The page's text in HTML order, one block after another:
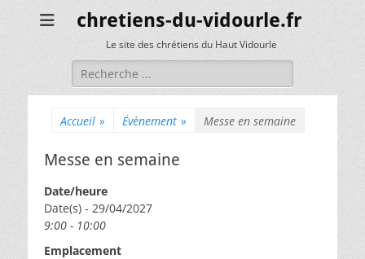
chretiens-du-vidourle.fr
Le site des chrétiens du Haut Vidourle
Rechercher :
Accueil » Évènement » Messe en semaine
Messe en semaine
Date/heure
Date(s) - 29/04/2027
9:00 - 10:00
Emplacement